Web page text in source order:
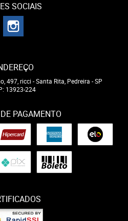
SOCIAIS
497, ricci -Santa Rita, Pedreira -SP
13923-224
PAGAMENTO